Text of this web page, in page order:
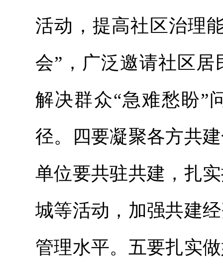
活动，提高社区治理
会”，广泛邀请社区
解决群众“急难愁盼”
径。四要凝聚各方共
单位要共驻共建，扎
城等活动，加强共建
管理水平。五要扎实